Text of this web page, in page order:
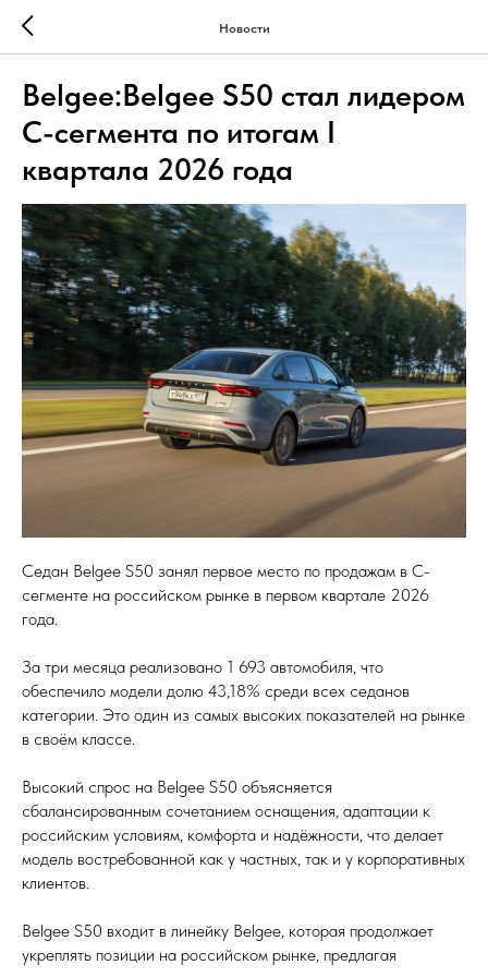
Новости
Belgee:Belgee S50 стал лидером
С-сегмента по итогам I
квартала 2026 года
Седан Belgee S50 занял первое место по продажам в С-
сегменте на российском рынке в первом квартале 2026
года.
За три месяца реализовано 1 693 автомобиля, что
обеспечило модели долю 43,18% среди всех седанов
категории. Это один из самых высоких показателей на рынке
в своём классе.
Высокий спрос на Belgee S50 объясняется
сбалансированным сочетанием оснащения, адаптации к
российским условиям, комфорта и надёжности, что делает
модель востребованной как у частных, так и у корпоративных
клиентов.
Belgee S50 входит в линейку Belgee, которая продолжает
укреплять позиции на российском рынке, предлагая